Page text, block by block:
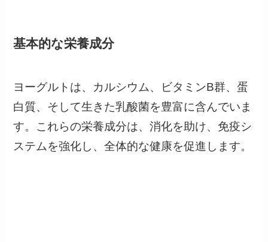
基本的な栄養成分
ヨーグルトは、カルシウム、ビタミンB群、蛋
白質、そして生きた乳酸菌を豊富に含んでいま
す。これらの栄養成分は、消化を助け、免疫シ
ステムを強化し、全体的な健康を促進します。